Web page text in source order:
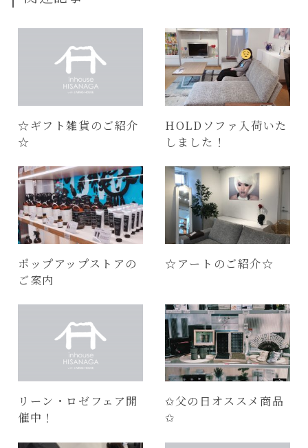
☆ギフト雑貨のご紹介
☆
HOLDソファ入荷いた
しました！
ポップアップストアの
ご案内
☆アートのご紹介☆
リーン・ロゼフェア開
催中！
✩父の日オススメ商品
✩